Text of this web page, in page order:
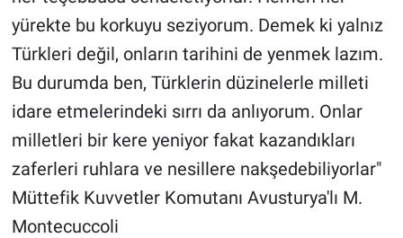
yürekte bu korkuyu seziyorum. Demek ki yalnız
Türkleri değil, onların tarihini de yenmek lazım.
Bu durumda ben, Türklerin düzinelerle milleti
idare etmelerindeki sırrı da anlıyorum. Onlar
milletleri bir kere yeniyor fakat kazandıkları
zaferleri ruhlara ve nesillere nakşedebiliyorlar"
Müttefik Kuvvetler Komutanı Avusturya'lı M.
Montecuccoli